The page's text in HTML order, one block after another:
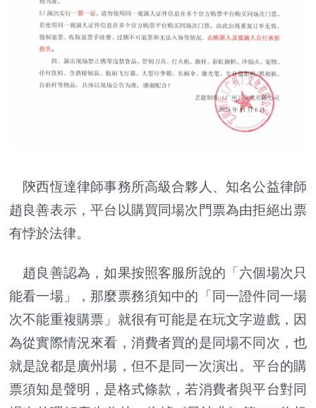
陝西恆達律師事務所高級合夥人、知名公益律師
趙良善表示，平台以購買同場次門票為由拒絕出票
有悖於法律。
趙良善認為，如果按照客服所說的「六個場次只
能看一場」，那麼票務須知中的「同一證件同一場
次不能重複購票」就很有可能是在玩文字遊戲，因
為從實際情況來看，消費者買的是同場不同次，也
就是說都是廣州場，但不是同一次演出。平台的購
票須知是聲明，是格式條款，若消費者與平台對同